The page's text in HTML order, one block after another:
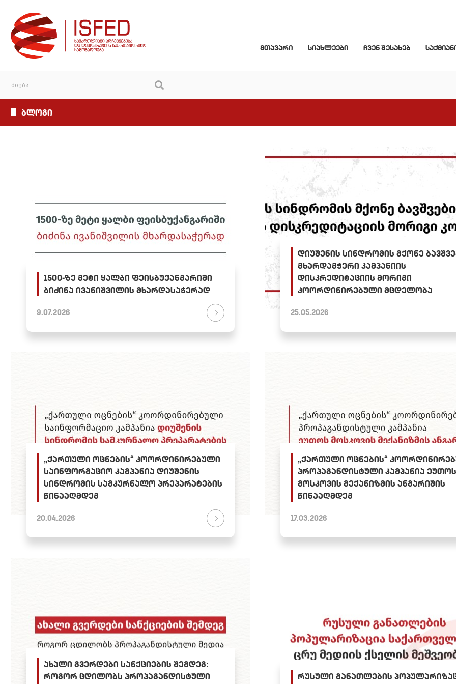
მთავარი სიახლეები ჩვენ შესახებ
ბლოგი
1500-ზე მეტი ყალბი ფეისბუქანგარიში
ბიძინა ივანიშვილის მხარდასაჭერად
9.07.2026
დიუშენის სინდრომის მქონე
მხარდამჭერი კამპანიის
დისკრედიტაციის მორიგი
კოორდინირებული მცდელობა
25.05.2026
„ქართული ოცნების“ კოორდინირებული
საინფორმაციო კამპანია დიუშენის
სინდრომის სამკურნალო პრეპარატების
წინააღმდეგ
20.04.2026
„ქართული ოცნების“
პროპაგანდისტული კამპანია ეუთოს
მოსკოვის მექანიზმის ანგარიშის
წინააღმდეგ
17.03.2026
ახალი გვერდები სანქციების შემდეგ:
როგორ ცდილობს პროპაგანდისტული
რუსული განათლების